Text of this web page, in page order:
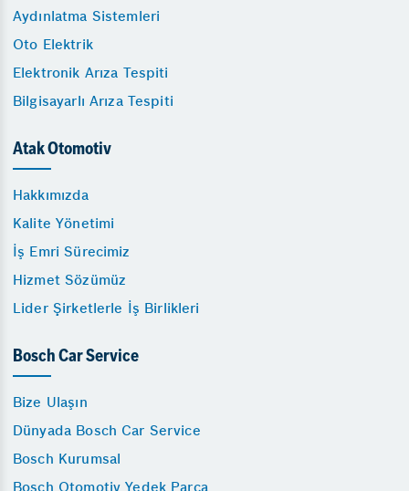
Aydınlatma Sistemleri
Oto Elektrik
Elektronik Arıza Tespiti
Bilgisayarlı Arıza Tespiti
Atak Otomotiv
Hakkımızda
Kalite Yönetimi
İş Emri Sürecimiz
Hizmet Sözümüz
Lider Şirketlerle İş Birlikleri
Bosch Car Service
Bize Ulaşın
Dünyada Bosch Car Service
Bosch Kurumsal
Bosch Otomotiv Yedek Parça